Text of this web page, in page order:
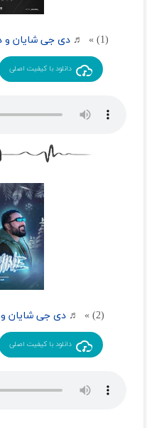
(1) » ♬ دی جی شایان و
دانلود با کیفیت اصلی
(2) » ♬ دی جی شایان
دانلود با کیفیت اصلی